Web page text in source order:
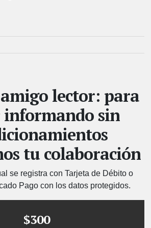
lector: para
informando sin
tu colaboración
se registra con Tarjeta de Débito o
Pago con los datos protegidos.
$300